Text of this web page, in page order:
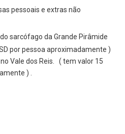
pessoais e extras não
sarcófago da Grande Pirâmide
por pessoa aproximadamente )
Vale dos Reis. ( tem valor 15
) .